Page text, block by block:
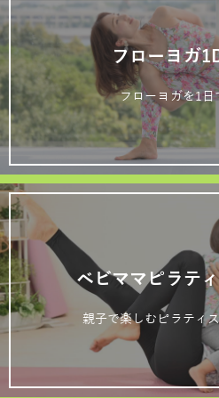
フローヨガ
フローヨガを1日
ベビママピラテ
親子で楽しむピラティ